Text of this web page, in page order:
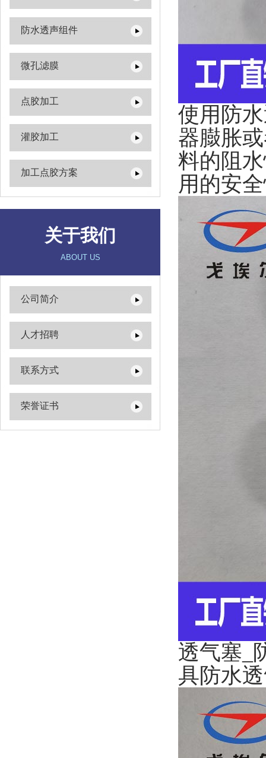
防水透声组件
微孔滤膜
点胶加工
灌胶加工
加工点胶方案
关于我们
ABOUT US
公司简介
人才招聘
联系方式
荣誉证书
使用防
器臌胀
料的阻
用的安
透气塞_
具防水